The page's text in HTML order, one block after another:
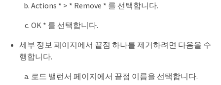
Actions * > * Remove * 를 선택합니다.
OK * 를 선택합니다.
세부 정보 페이지에서 끝점 하나를 제거하려면 다음을 수
행합니다.
로드 밸런서 페이지에서 끝점 이름을 선택합니다.